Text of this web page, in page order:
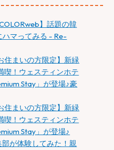
】話題の韓
マってみる - Re-
住まいの方限定】新緑
喫！ウェスティンホテ
Stay」が登場♪豪
住まいの方限定】新緑
喫！ウェスティンホテ
Stay」が登場♪
が体験してみた！親